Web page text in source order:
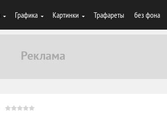
Графика Картинки Трафареты без фона